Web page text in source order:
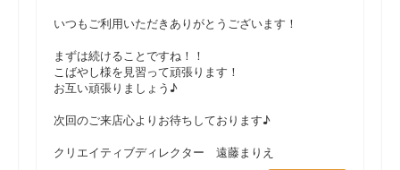
いつもご利用いただきありがとうございます！
まずは続けることですね！！
こばやし様を見習って頑張ります！
お互い頑張りましょう♪
次回のご来店心よりお待ちしております♪
クリエイティブディレクター 遠藤まりえ